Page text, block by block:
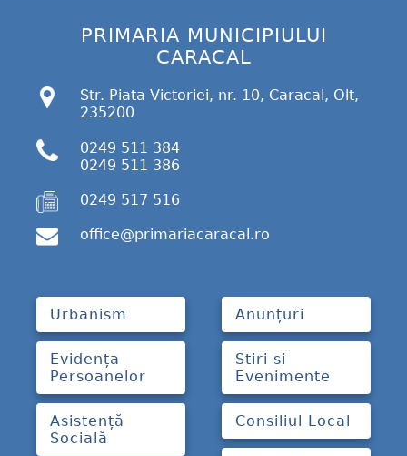
PRIMARIA MUNICIPIULUI
CARACAL
Str. Piata Victoriei, nr. 10, Caracal, Olt,
235200
0249 511 384
0249 511 386
0249 517 516
office@primariacaracal.ro
Urbanism
Evidența
Persoanelor
Asistență
Socială
Anunțuri
Stiri si
Evenimente
Consiliul Local